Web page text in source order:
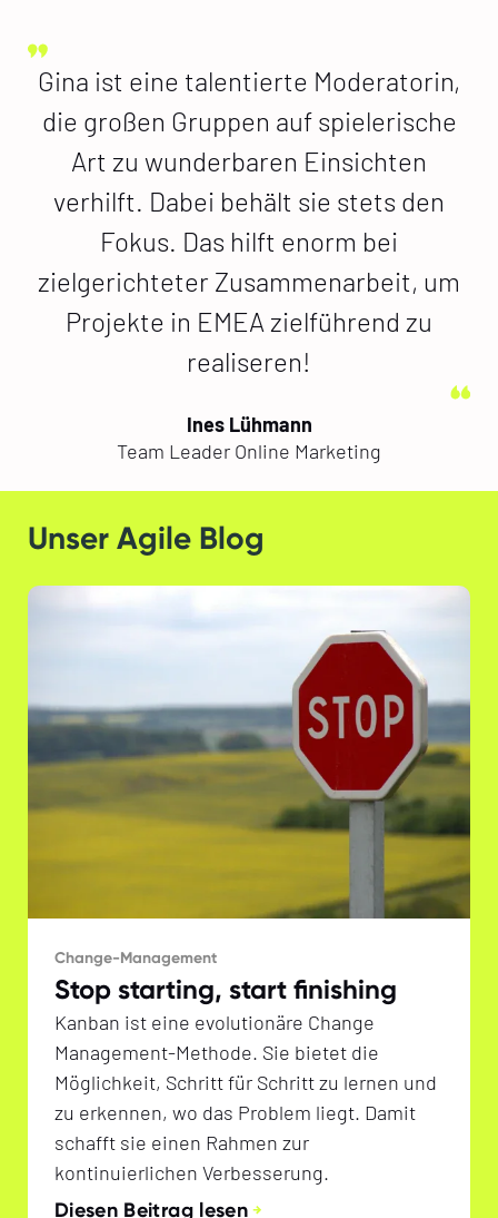
Gina ist eine talentierte Moderatorin,
die großen Gruppen auf spielerische
Art zu wunderbaren Einsichten
verhilft. Dabei behält sie stets den
Fokus. Das hilft enorm bei
zielgerichteter Zusammenarbeit, um
Projekte in EMEA zielführend zu
realiseren!
Ines Lühmann
Team Leader Online Marketing
Unser Agile Blog
Change-Management
Stop starting, start finishing
Kanban ist eine evolutionäre Change
Management-Methode. Sie bietet die
Möglichkeit, Schritt für Schritt zu lernen und
zu erkennen, wo das Problem liegt. Damit
schafft sie einen Rahmen zur
kontinuierlichen Verbesserung.
Diesen Beitrag lesen